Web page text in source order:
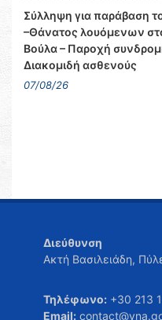
Σύλληψη για παράβαση
–Θάνατος λουόμενων
Βούλα – Παροχή
Διακομιδή ασθενούς
07/08/26
Διεύθυνση
Ακτή Βασιλειάδη,
Τηλέφωνο: +30 213
Email: